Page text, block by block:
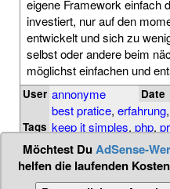
eigene Framework einfach
investiert, nur auf den
entwickelt und sich zu
selbst oder andere beim
möglichst einfachen und
User annonyme Date
Tags
best pratice, erfahrung,
keep it simples, php,
webdevelopment
zend
Möchtest DuAdSense-
helfen die laufenden